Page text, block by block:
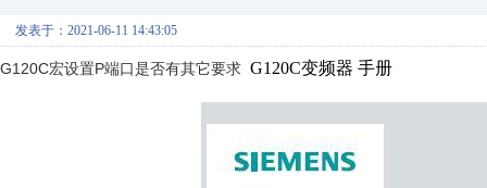
发表于：2021-06-11 14:43:05
G120C宏设置P端口是否有其它要求 G120C变频器 手册